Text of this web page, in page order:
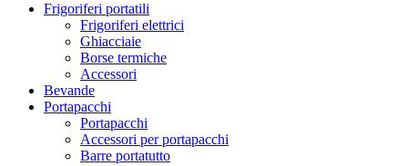
Frigoriferi portatili
Frigoriferi elettrici
Ghiacciaie
Borse termiche
Accessori
Bevande
Portapacchi
Portapacchi
Accessori per portapacchi
Barre portatutto